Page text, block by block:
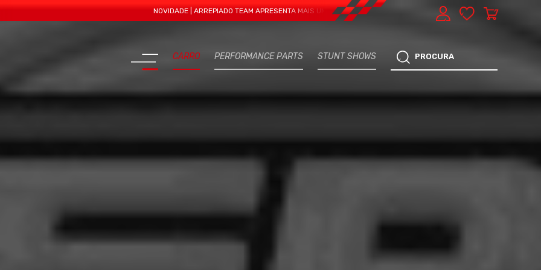
NOVIDADE | ARREPIADO TEAM APRESENTA MAIS UMA VERTENTE - EXPRESS CAR SERVICE, MANUTENÇÃO DO TEU CARRO -
CARRO PERFORMANCE PARTS STUNT SHOWS